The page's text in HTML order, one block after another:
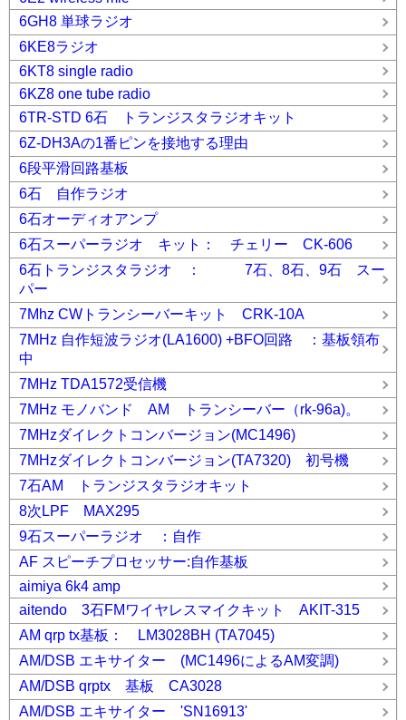
6GH8 単球ラジオ
6KE8ラジオ
6KT8 single radio
6KZ8 one tube radio
6TR-STD 6石 トランジスタラジオキット
6Z-DH3Aの1番ピンを接地する理由
6段平滑回路基板
6石 自作ラジオ
6石オーディオアンプ
6石スーパーラジオ キット： チェリー CK-606
6石トランジスタラジオ ： 7石、8石、9石 スー
パー
7Mhz CWトランシーバーキット CRK-10A
7MHz 自作短波ラジオ(LA1600) +BFO回路 ：基板領布
中
7MHz TDA1572受信機
7MHz モノバンド AM トランシーバー（rk-96a)。
7MHzダイレクトコンバージョン(MC1496)
7MHzダイレクトコンバージョン(TA7320) 初号機
7石AM トランジスタラジオキット
8次LPF MAX295
9石スーパーラジオ ：自作
AF スピーチプロセッサー:自作基板
aimiya 6k4 amp
aitendo 3石FMワイヤレスマイクキット AKIT-315
AM qrp tx基板： LM3028BH (TA7045)
AM/DSB エキサイター (MC1496によるAM変調)
AM/DSB qrptx 基板 CA3028
AM/DSB エキサイター 'SN16913'